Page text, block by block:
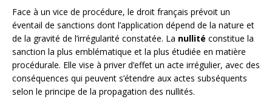
Face à un vice de procédure, le droit français prévoit un
éventail de sanctions dont l’application dépend de la nature et
de la gravité de l’irrégularité constatée. La nullité constitue la
sanction la plus emblématique et la plus étudiée en matière
procédurale. Elle vise à priver d’effet un acte irrégulier, avec des
conséquences qui peuvent s’étendre aux actes subséquents
selon le principe de la propagation des nullités.